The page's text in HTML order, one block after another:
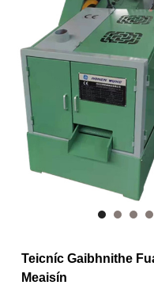
Teicníc Gaibhnithe
Meaisín